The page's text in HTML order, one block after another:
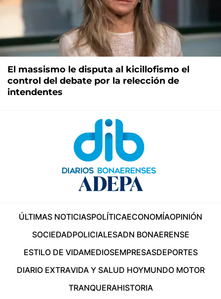
El massismo le disputa al kicillofismo el
control del debate por la relección de
intendentes
ÚLTIMAS NOTICIASPOLÍTICAECONOMÍAOPINIÓN
SOCIEDADPOLICIALESADN BONAERENSE
ESTILO DE VIDAMEDIOSEMPRESASDEPORTES
DIARIO EXTRAVIDA Y SALUD HOYMUNDO MOTOR
TRANQUERAHISTORIA